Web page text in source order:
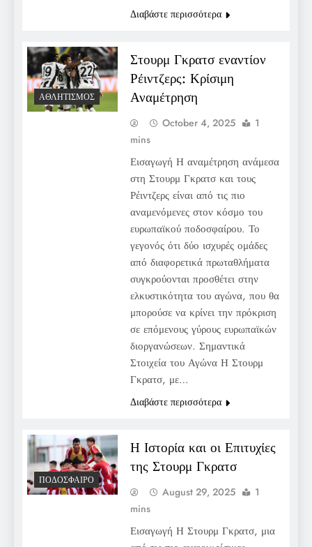
Διαβάστε περισσότερα
ΑΘΛΗΤΙΣΜΌΣ
Στουρμ Γκρατσ εναντίον
Ρέιντζερς: Κρίσιμη
Αναμέτρηση
October 4, 2025
1
mins
Εισαγωγή Η αναμέτρηση ανάμεσα
στη Στουρμ Γκρατσ και τους
Ρέιντζερς είναι από τις πιο
αναμενόμενες στον κόσμο του
ευρωπαϊκού ποδοσφαίρου. Το
γεγονός ότι δύο ισχυρές ομάδες
από διαφορετικά πρωταθλήματα
συγκρούονται προσθέτει στην
ελκυστικότητα του αγώνα, που θα
μπορούσε να κρίνει την πρόκριση
σε επόμενους γύρους ευρωπαϊκών
διοργανώσεων. Σημαντικά
Στοιχεία του Αγώνα Η Στουρμ
Γκρατσ, με…
Διαβάστε περισσότερα
ΠΟΔΌΣΦΑΙΡΟ
Η Ιστορία και οι Επιτυχίες
της Στουρμ Γκρατσ
August 29, 2025
1
mins
Εισαγωγή Η Στουρμ Γκρατσ, μια